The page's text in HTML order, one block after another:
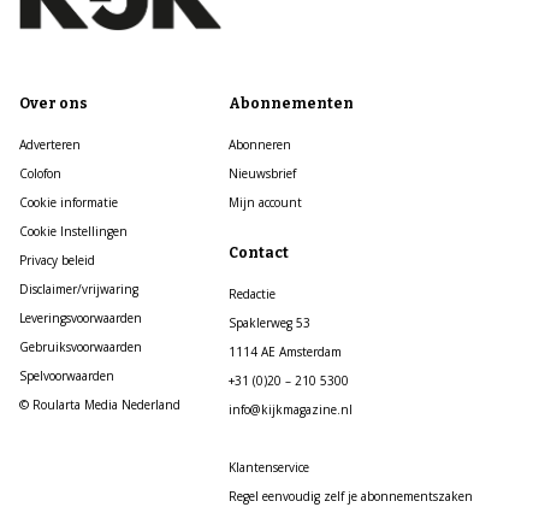
Over ons
Adverteren
Colofon
Cookie informatie
Cookie Instellingen
Privacy beleid
Disclaimer/vrijwaring
Leveringsvoorwaarden
Gebruiksvoorwaarden
Spelvoorwaarden
© Roularta Media Nederland
Abonnementen
Abonneren
Nieuwsbrief
Mijn account
Contact
Redactie
Spaklerweg 53
1114 AE Amsterdam
+31 (0)20 – 210 5300
info@kijkmagazine.nl
Klantenservice
Regel eenvoudig zelf je abonnementszaken